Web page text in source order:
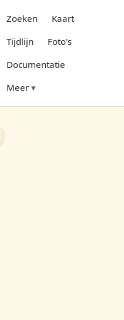
Zoeken
Kaart
Tijdlijn
Foto's
Documentatie
Meer